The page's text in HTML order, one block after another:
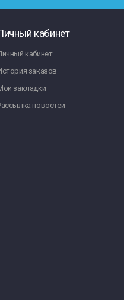
кабинет
кабинет
заказов
закладки
новостей